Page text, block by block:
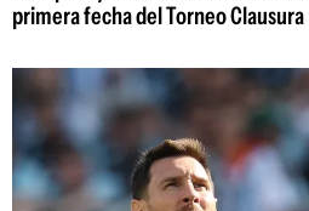
primera fecha del Torneo Clausura